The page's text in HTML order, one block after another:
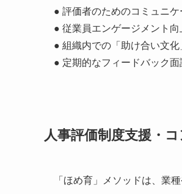
● 評価者のためのコミュニ
● 従業員エンゲージメント
● 組織内での「助け合い文
● 定期的なフィードバック
人事評価制度支援・
「ほめ育」メソッドは、業